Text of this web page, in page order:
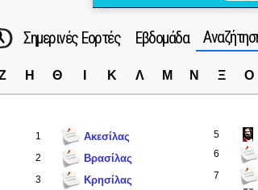
Σημερινές Εορτές Εβδομάδα
Η Θ Κ Λ Μ Ν Ξ Ο
1 Ακεσίλας
2 Βρασίλας
3 Κρησίλας
5
6
7